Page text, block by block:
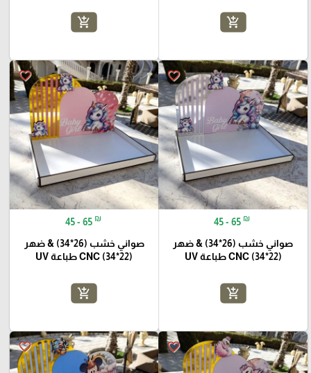
add_shopping_cart
add_shopping_cart
favorite_border
45 - 65 ₪
صواني خشب (26*34) & ضهر
(22*34) CNC طباعة UV
add_shopping_cart
favorite_border
45 - 65 ₪
صواني خشب (26*34) & ضهر
(22*34) CNC طباعة UV
add_shopping_cart
favorite_border
favorite_border